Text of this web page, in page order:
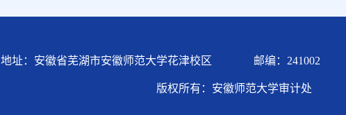
地址：安徽省芜湖市安徽师范大学花津校区 邮编：241002 邮
版权所有：安徽师范大学审计处